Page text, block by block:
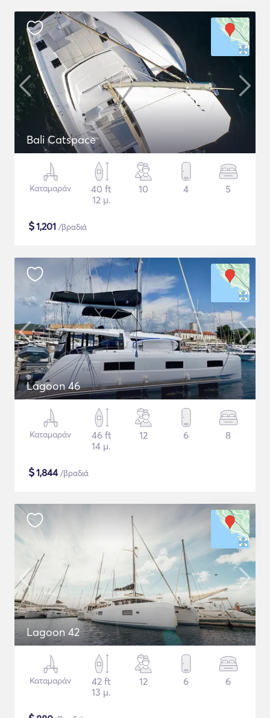
Bali Catspace
Καταμαράν
40 ft
12 μ.
10 4 5
$1,201 /βραδιά
Lagoon 46
Καταμαράν
46 ft
14 μ.
12 6 8
$1,844/βραδιά
Lagoon 42
Καταμαράν
42 ft
13 μ.
12 6 6